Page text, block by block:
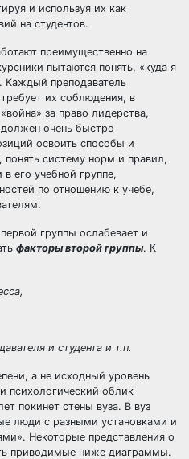
и используя их как
на студентов.
преимущественно на
пытаются понять, «куда я
Каждый преподаватель
их соблюдения, в
за право лидерства,
очень быстро
освоить способы и
систему норм и правил,
его учебной группе,
по отношению к учебе,
группы ослабевает и
факторы второй группы. К
и студента и т.п.
а не исходный уровень
психологический облик
покинет стены вуза. В вуз
люди с разными установками и
Некоторые представления о
приводимые ниже диаграммы.